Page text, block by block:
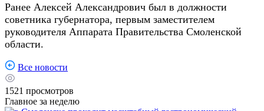
Ранее Алексей Александрович был в должности
советника губернатора, первым заместителем
руководителя Аппарата Правительства Смоленской
области.
Все новости
1521 просмотров
Главное за неделю